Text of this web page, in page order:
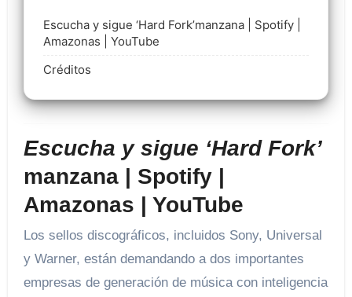
Escucha y sigue ‘Hard Fork’manzana | Spotify |
Amazonas | YouTube
Créditos
Escucha y sigue ‘Hard Fork’
manzana | Spotify |
Amazonas | YouTube
Los sellos discográficos, incluidos Sony, Universal
y Warner, están demandando a dos importantes
empresas de generación de música con inteligencia